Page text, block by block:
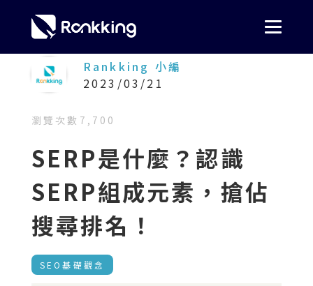
Rankking 小編
2023/03/21
瀏覽次數 7,700
SERP是什麼？認識
SERP組成元素，搶佔
搜尋排名！
SEO基礎觀念